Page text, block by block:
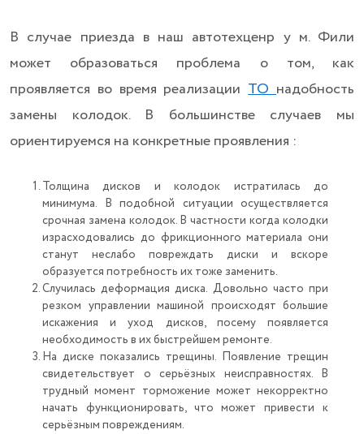
В случае приезда в наш автотехценр у м. Фили
может образоваться проблема о том, как
проявляется во время реализацииТОнадобность
замены колодок. В большинстве случаев мы
ориентируемся на конкретные проявления :
Толщина дисков и колодок истратилась до
минимума. В подобной ситуации осуществляется
срочная замена колодок. В частности когда колодки
израсходовались до фрикционного материала они
станут неслабо повреждать диски и вскоре
образуется потребность их тоже заменить.
Случилась деформация диска. Довольно часто при
резком управлении машиной происходят большие
искажения и уход дисков, посему появляется
необходимость в их быстрейшем ремонте.
На диске показались трещины. Появление трещин
свидетельствует о серьёзных неисправностях. В
трудный момент торможение может некорректно
начать функционировать, что может привести к
серьёзным повреждениям.